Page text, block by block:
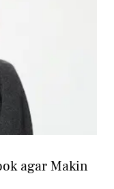
agar Makin